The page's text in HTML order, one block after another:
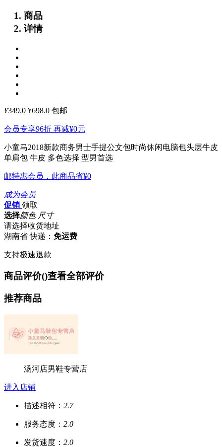
商品
详情
¥349.0 ¥698.0 包邮
会员专享96折 再减¥0元
小童马2018新款商务男士手提公文包时尚休闲电脑包头层牛皮
单肩包 牛皮 多色选择 型男首选
邮特惠会员，此商品省¥0
成为会员
促销 领取
选择颜色 尺寸
请选择收货地址
湖南省|快递： 免运费
支持极速退款
商品评价()查看全部评价
推荐商品
汤河店男鞋专营店
进入店铺
描述相符： 2.7
服务态度： 2.0
发货速度： 2.0